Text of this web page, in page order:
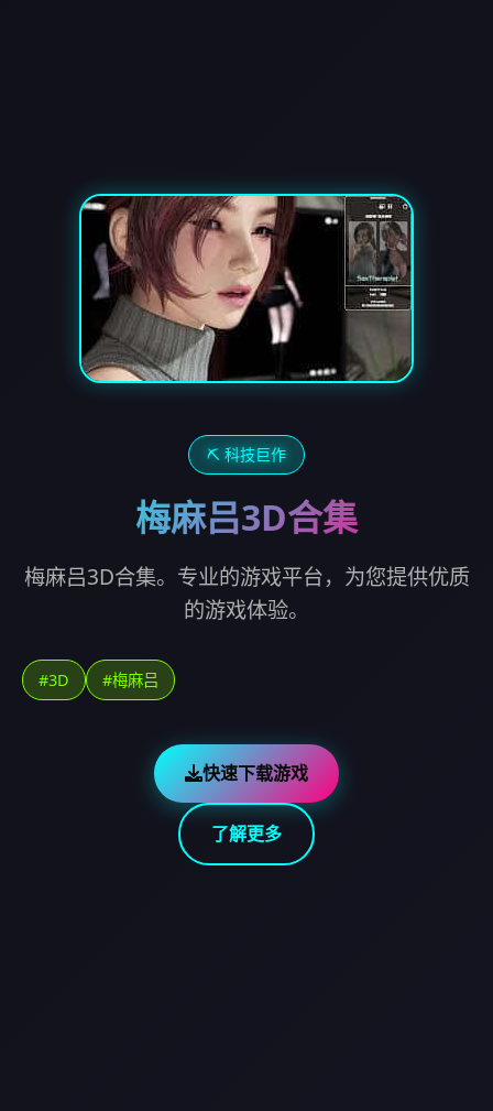
⛏️ 科技巨作
梅麻吕3D合集
梅麻吕3D合集。专业的游戏平台，为您提供优质
的游戏体验。
#3D #梅麻吕
快速下载游戏
了解更多